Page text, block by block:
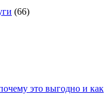
(66)
это выгодно и как